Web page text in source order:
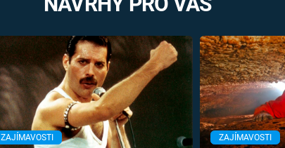
ZAJÍMAVOSTI ZAJÍMAVOSTI